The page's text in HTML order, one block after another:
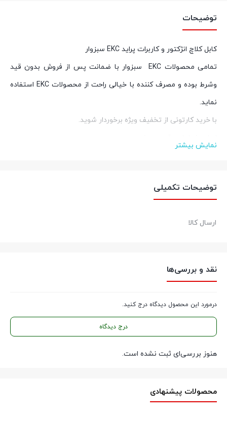
توضیحات
کابل کلاچ انژکتور و کاربرات پراید EKC سبزوار
تمامی محصولات EKC سبزوار با ضمانت پس از فروش بدون قید
وشرط بوده و مصرف کننده با خیالی راحت از محصولاتEKC استفاده
نماید.
با خرید کارتونی از تخفیف ویژه برخوردار شوید.
کالازارا کیفیت قطعات، قیمت مناسب
نمایش بیشتر
توضیحات تکمیلی
ارسال کالا
نقد و بررسی‌ها
درمورد این محصول دیدگاه درج کنید.
درج دیدگاه
هنوز بررسی‌ای ثبت نشده است.
محصولات پیشنهادی